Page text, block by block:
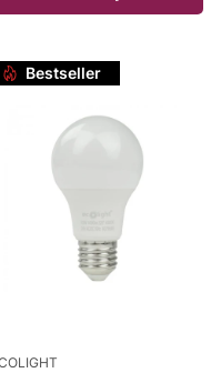
Bestseller